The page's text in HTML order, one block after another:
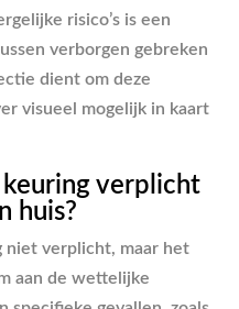
risico’s is een
verborgen gebreken
dient om deze
visueel mogelijk in kaart
keuring verplicht
huis?
niet verplicht, maar het
aan de wettelijke